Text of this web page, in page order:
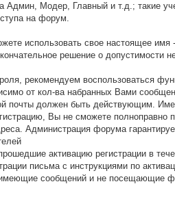
Админ, Модер, Главный и т.д.; такие
на форум.
использовать свое настоящее имя
решение о допустимости
рекомендуем воспользоваться
от кол-ва набранных Вами
почты должен быть действующим.
Вы не сможете
Администрация форума
активацию регистрации в
письма с инструкциями по
сообщений и не посещающие